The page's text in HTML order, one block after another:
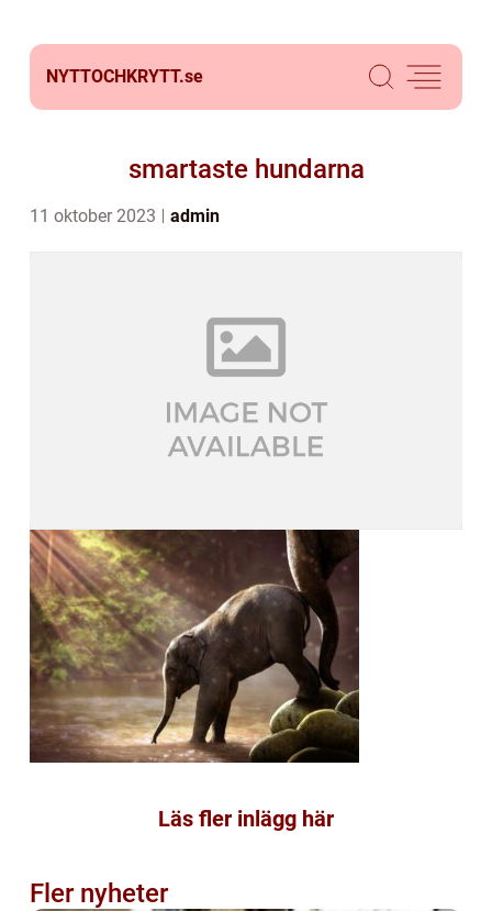
NYTTOCHKRYTT.se
smartaste hundarna
11 oktober 2023 admin
Läs fler inlägg här
Fler nyheter